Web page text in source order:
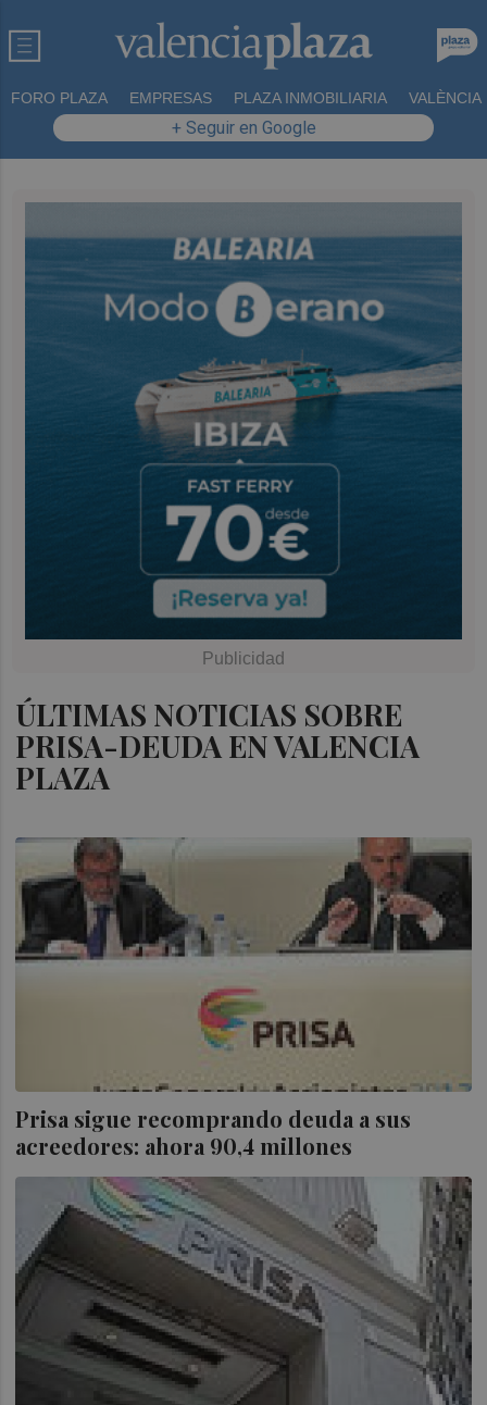
FORO PLAZA EMPRESAS PLAZA INMOBILIARIA VALÈNCIA
+ Seguir en Google
ÚLTIMAS NOTICIAS SOBRE
PRISA-DEUDA EN VALENCIA
PLAZA
Prisa sigue recomprando deuda a sus
acreedores: ahora 90,4 millones